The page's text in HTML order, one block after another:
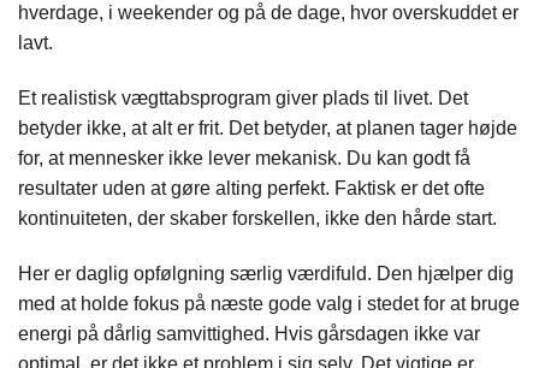
hverdage, i weekender og på de dage, hvor overskuddet er
lavt.
Et realistisk vægttabsprogram giver plads til livet. Det
betyder ikke, at alt er frit. Det betyder, at planen tager højde
for, at mennesker ikke lever mekanisk. Du kan godt få
resultater uden at gøre alting perfekt. Faktisk er det ofte
kontinuiteten, der skaber forskellen, ikke den hårde start.
Her er daglig opfølgning særlig værdifuld. Den hjælper dig
med at holde fokus på næste gode valg i stedet for at bruge
energi på dårlig samvittighed. Hvis gårsdagen ikke var
optimal, er det ikke et problem i sig selv. Det vigtige er,